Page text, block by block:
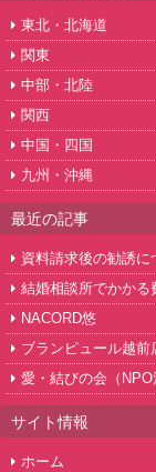
東北・北海道
関東
中部・北陸
関西
中国・四国
九州・沖縄
最近の記事
資料請求後の勧誘に
結婚相談所でかかる
NACORD悠
ブランピュール越前
愛・結びの会（NPO
サイト情報
ホーム